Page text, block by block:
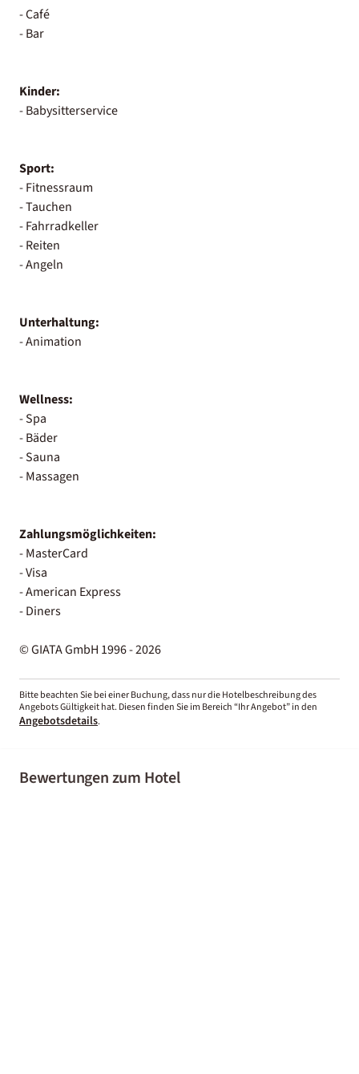
- Café
- Bar
Kinder:
- Babysitterservice
Sport:
- Fitnessraum
- Tauchen
- Fahrradkeller
- Reiten
- Angeln
Unterhaltung:
- Animation
Wellness:
- Spa
- Bäder
- Sauna
- Massagen
Zahlungsmöglichkeiten:
- MasterCard
- Visa
- American Express
- Diners
© GIATA GmbH 1996 - 2026
Bitte beachten Sie bei einer Buchung, dass nur die Hotelbeschreibung des
Angebots Gültigkeit hat. Diesen finden Sie im Bereich “Ihr Angebot” in den
Angebotsdetails.
Bewertungen zum Hotel